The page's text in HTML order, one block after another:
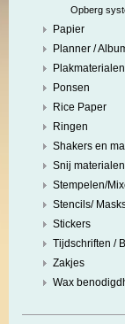
Opberg
Papier
Planner /
Plakmaterialen
Ponsen
Rice Paper
Ringen
Shakers en
Snij materialen
Stempelen/
Stencils/
Stickers
Tijdschriften /
Zakjes
Wax